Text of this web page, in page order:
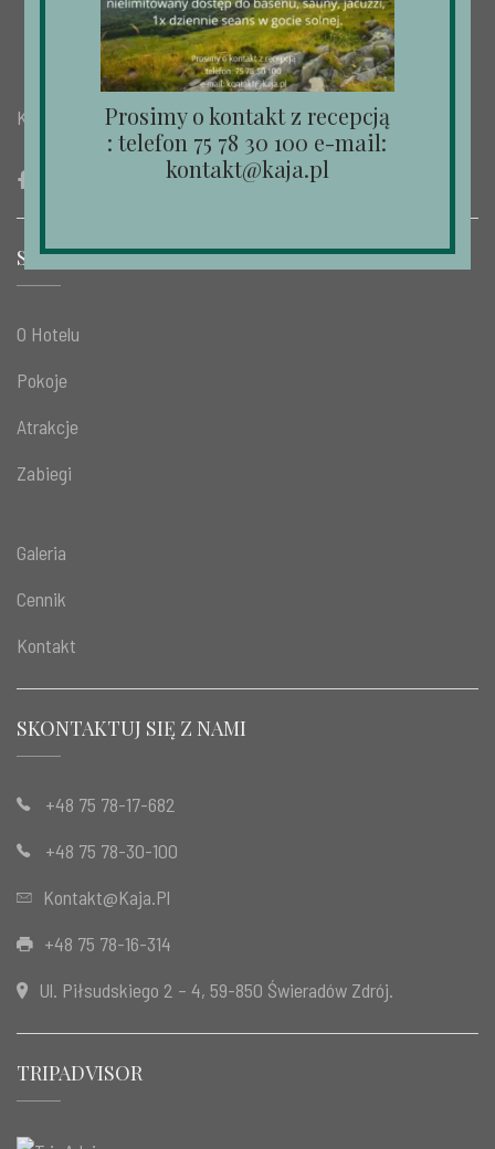
Kaja Medical & Spa Center
STRONY
O Hotelu
Pokoje
Atrakcje
Zabiegi
Galeria
Cennik
Kontakt
SKONTAKTUJ SIĘ Z NAMI
+48 75 78-17-682
+48 75 78-30-100
Kontakt@kaja.pl
+48 75 78-16-314
Ul. Piłsudskiego 2 – 4, 59-850 Świeradów Zdrój.
TRIPADVISOR
Prosimy o kontakt z recepcją
: telefon 75 78 30 100 e-mail:
kontakt@kaja.pl